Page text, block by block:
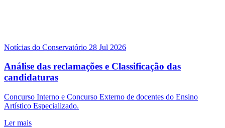
Notícias do Conservatório 28 Jul 2026
Análise das reclamações e Classificação das
candidaturas
Concurso Interno e Concurso Externo de docentes do Ensino
Artístico Especializado.
Ler mais